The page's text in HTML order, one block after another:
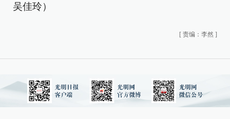
吴佳玲）
[ 责编：李然 ]